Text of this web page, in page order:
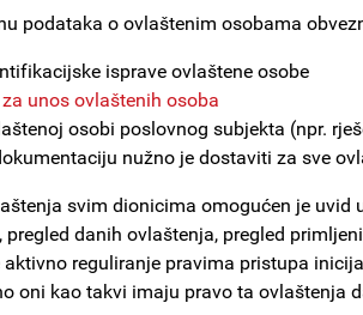
podataka o ovlaštenim osobama
isprave ovlaštene osobe
unos ovlaštenih osoba
osobi poslovnog subjekta (npr.
nužno je dostaviti za sve
svim dionicima omogućen je uvid
pregled danih ovlaštenja, pregled
aktivno reguliranje pravima pristupa
oni kao takvi imaju pravo ta ovlaštenja